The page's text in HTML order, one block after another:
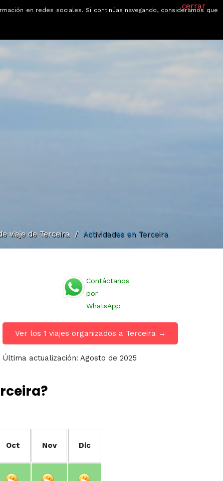
viaje de Terceira / Actividades en Terceira
Contáctanos
por
WhatsApp
Ver los 1 viajes organizados a Terceira →
Última actualización: Agosto de 2025
Oct Nov Dic
cerrar
en redes sociales. Si continúas navegando, consideramos que